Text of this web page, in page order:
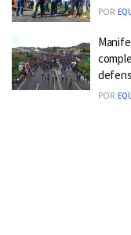
POR
POR